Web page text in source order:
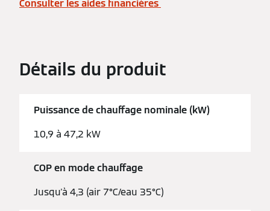
Consulter les aides financières
Détails du produit
Puissance de chauffage nominale (kW)
10,9 à 47,2 kW
COP en mode chauffage
Jusqu'à 4,3 (air 7°C/eau 35°C)